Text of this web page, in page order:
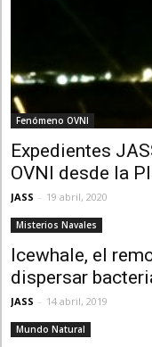
Fenómeno OVNI
Expedientes
OVNI desde la
JASS - 19 abril, 2020
Misterios Navales
Icewhale, el
dispersar
JASS - 14 abril, 2019
Mundo Natural